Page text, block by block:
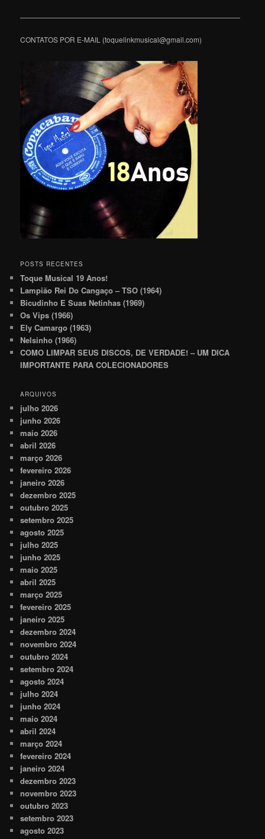
———————————————————————————————
CONTATOS POR E-MAIL (toquelinkmusical@gmail.com)
POSTS RECENTES
Toque Musical 19 Anos!
Lampião Rei Do Cangaço – TSO (1964)
Bicudinho E Suas Netinhas (1969)
Os Vips (1966)
Ely Camargo (1963)
Nelsinho (1966)
COMO LIMPAR SEUS DISCOS, DE VERDADE! – UM DICA
IMPORTANTE PARA COLECIONADORES
ARQUIVOS
julho 2026
junho 2026
maio 2026
abril 2026
março 2026
fevereiro 2026
janeiro 2026
dezembro 2025
outubro 2025
setembro 2025
agosto 2025
julho 2025
junho 2025
maio 2025
abril 2025
março 2025
fevereiro 2025
janeiro 2025
dezembro 2024
novembro 2024
outubro 2024
setembro 2024
agosto 2024
julho 2024
junho 2024
maio 2024
abril 2024
março 2024
fevereiro 2024
janeiro 2024
dezembro 2023
novembro 2023
outubro 2023
setembro 2023
agosto 2023